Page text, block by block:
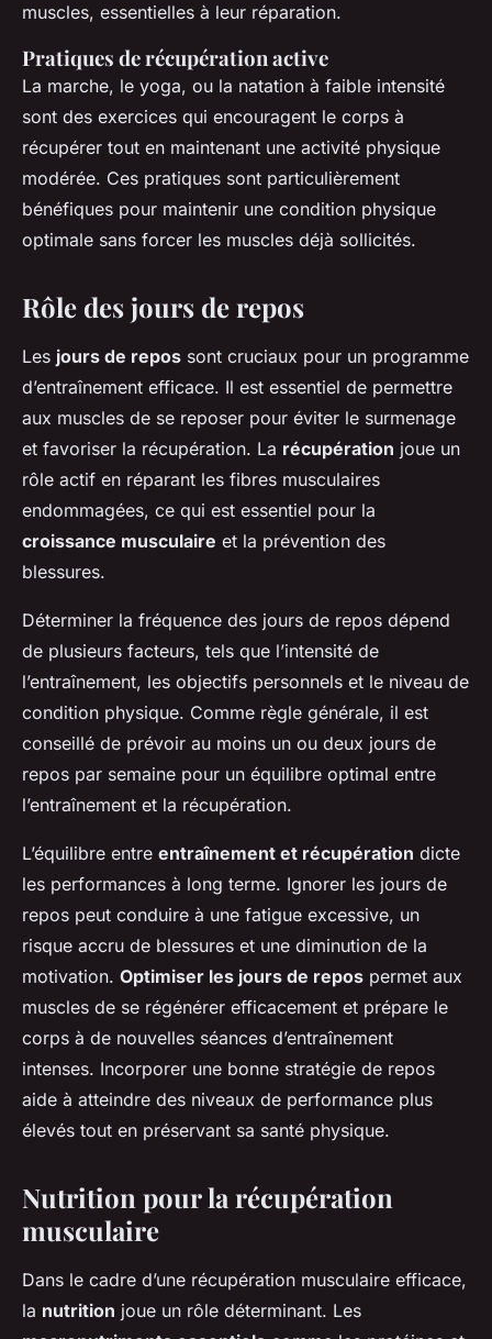
muscles, essentielles à leur réparation.
Pratiques de récupération active
La marche, le yoga, ou la natation à faible intensité
sont des exercices qui encouragent le corps à
récupérer tout en maintenant une activité physique
modérée. Ces pratiques sont particulièrement
bénéfiques pour maintenir une condition physique
optimale sans forcer les muscles déjà sollicités.
Rôle des jours de repos
Les jours de repos sont cruciaux pour un programme
d’entraînement efficace. Il est essentiel de permettre
aux muscles de se reposer pour éviter le surmenage
et favoriser la récupération. La récupération joue un
rôle actif en réparant les fibres musculaires
endommagées, ce qui est essentiel pour la
croissance musculaire et la prévention des
blessures.
Déterminer la fréquence des jours de repos dépend
de plusieurs facteurs, tels que l’intensité de
l’entraînement, les objectifs personnels et le niveau de
condition physique. Comme règle générale, il est
conseillé de prévoir au moins un ou deux jours de
repos par semaine pour un équilibre optimal entre
l’entraînement et la récupération.
L’équilibre entre entraînement et récupération dicte
les performances à long terme. Ignorer les jours de
repos peut conduire à une fatigue excessive, un
risque accru de blessures et une diminution de la
motivation. Optimiser les jours de repos permet aux
muscles de se régénérer efficacement et prépare le
corps à de nouvelles séances d’entraînement
intenses. Incorporer une bonne stratégie de repos
aide à atteindre des niveaux de performance plus
élevés tout en préservant sa santé physique.
Nutrition pour la récupération
musculaire
Dans le cadre d’une récupération musculaire efficace,
la nutrition joue un rôle déterminant. Les